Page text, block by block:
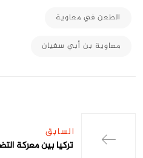
الطعن في معاوية
معاوية بن أبي سفيان
السابق
تركيا بين معركة